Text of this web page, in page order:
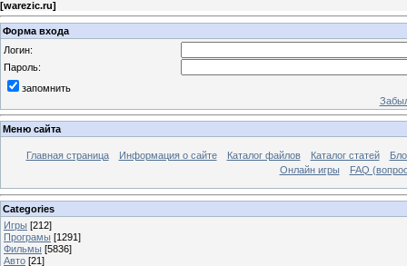
[warezic.ru]
Форма входа
Логин:
Пароль:
запомнить
Меню сайта
Главная страница Информация о сайте Каталог файлов Каталог статей
Онлайн игры
FAQ
Categories
Игры [212]
Програмы [1291]
Фильмы [5836]
Авто [21]